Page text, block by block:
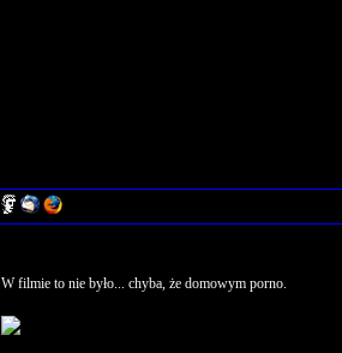
W filmie to nie było... chyba, że domowym porno.